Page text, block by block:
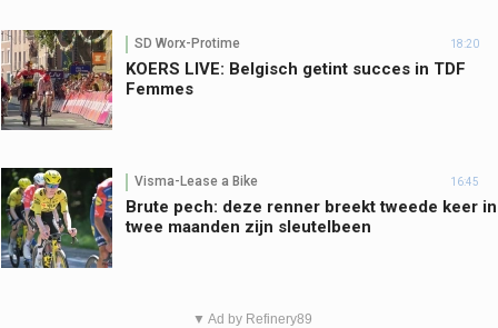
SD Worx-Protime 18:20
KOERS LIVE: Belgisch getint succes in TDF
Femmes
Visma-Lease a Bike 16:45
Brute pech: deze renner breekt tweede keer in
twee maanden zijn sleutelbeen
▼ Ad by Refinery89